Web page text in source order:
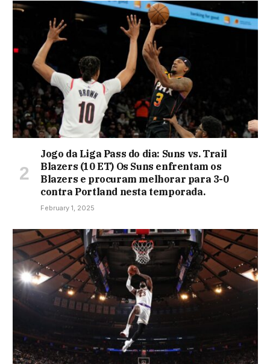
Jogo da Liga Pass do dia: Suns vs. Trail
Blazers (10 ET) Os Suns enfrentam os
Blazers e procuram melhorar para 3-0
contra Portland nesta temporada.
February 1, 2025